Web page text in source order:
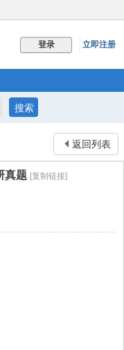
登录 立即注册
搜索
返回列表
真题 [复制链接]